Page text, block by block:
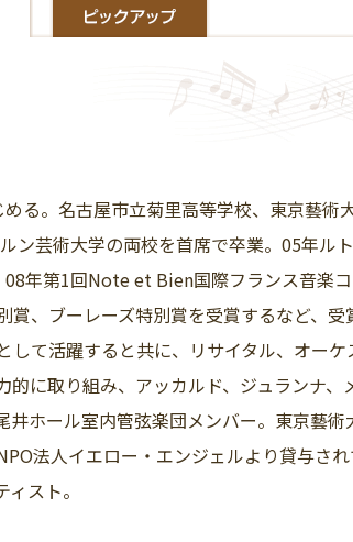
る。名古屋市立菊里高等学校、東京藝術
ン芸術大学の両校を首席で卒業。05年ル
年第1回Note et Bien国際フランス音楽
賞、ブーレーズ特別賞を受賞するなど、
して活躍すると共に、リサイタル、オー
的に取り組み、アッカルド、ジュランナ
井ホール室内管弦楽団メンバー。東京藝
法人イエロー・エンジェルより貸与さ
スト。